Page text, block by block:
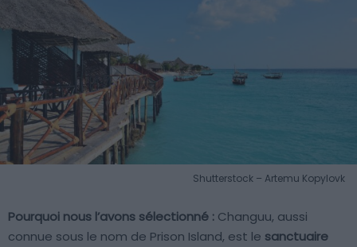
Shutterstock – Artemu Kopylovk
Pourquoi nous l’avons sélectionné : Changuu, aussi
connue sous le nom de Prison Island, est le sanctuaire